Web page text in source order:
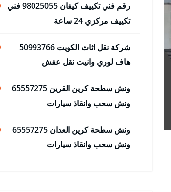
رقم فني تكييف كيفان 98025055 فني
تكييف مركزي 24 ساعة
شركة نقل اثاث الكويت 50993766
هاف لوري وانيت نقل عفش
ونش سطحة كرين القرين 65557275
ونش سحب وانقاذ سيارات
ونش سطحة كرين العدان 65557275
ونش سحب وانقاذ سيارات